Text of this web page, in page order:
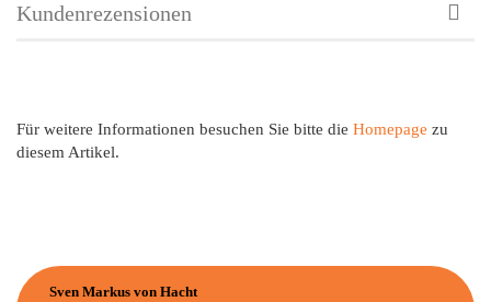
Kundenrezensionen
Für weitere Informationen besuchen Sie bitte die Homepage zu
diesem Artikel.
Sven Markus von Hacht